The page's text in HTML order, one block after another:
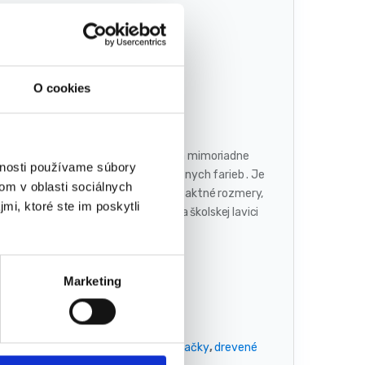
O cookies
používame súbory
v oblasti sociálnych
ktoré ste im poskytli
Marketing
s ľahkosťou a potešením. Má mimoriadne
V každom rade je 10 korálikov rôznych farieb . Je
na akomkoľvek povrchu. Má kompaktné rozmery,
batohu a nezaberie veľa miesta na školskej lavici
detské počítadlá,drevené hračky,drevené